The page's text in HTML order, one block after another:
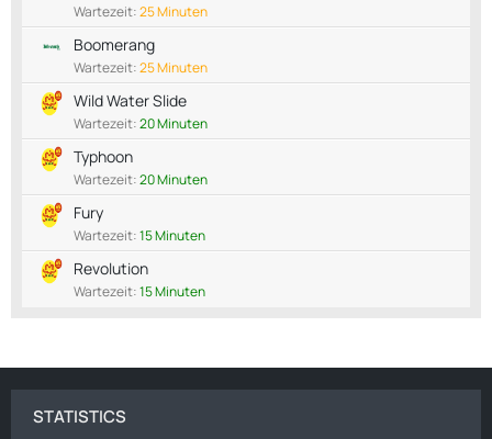
Wartezeit:25 Minuten
Boomerang
Wartezeit:25 Minuten
Wild Water Slide
Wartezeit:20 Minuten
Typhoon
Wartezeit:20 Minuten
Fury
Wartezeit:15 Minuten
Revolution
Wartezeit:15 Minuten
STATISTICS